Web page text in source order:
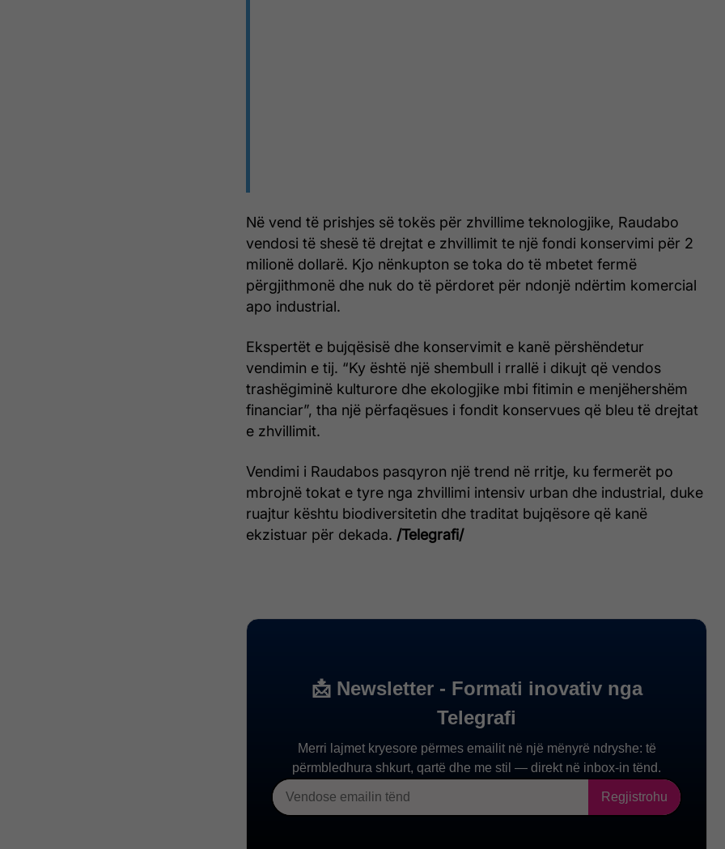
Në vend të prishjes së tokës për zhvillime teknologjike, Raudabo
vendosi të shesë të drejtat e zhvillimit te një fondi konservimi për 2
milionë dollarë. Kjo nënkupton se toka do të mbetet fermë
përgjithmonë dhe nuk do të përdoret për ndonjë ndërtim komercial
apo industrial.
Ekspertët e bujqësisë dhe konservimit e kanë përshëndetur
vendimin e tij. “Ky është një shembull i rrallë i dikujt që vendos
trashëgiminë kulturore dhe ekologjike mbi fitimin e menjëhershëm
financiar”, tha një përfaqësues i fondit konservues që bleu të drejtat
e zhvillimit.
Vendimi i Raudabos pasqyron një trend në rritje, ku fermerët po
mbrojnë tokat e tyre nga zhvillimi intensiv urban dhe industrial, duke
ruajtur kështu biodiversitetin dhe traditat bujqësore që kanë
ekzistuar për dekada. /Telegrafi/